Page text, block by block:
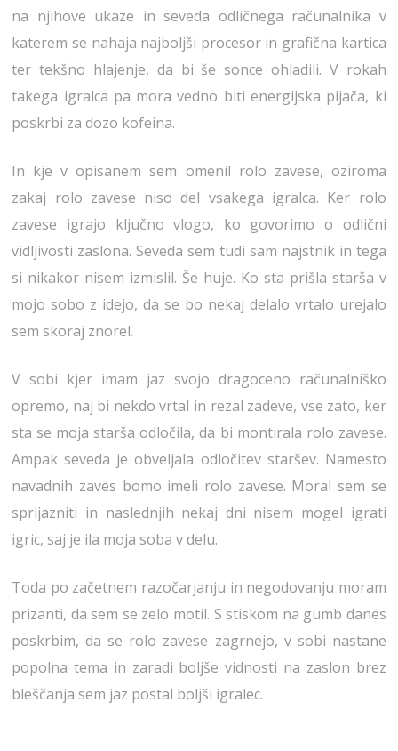
na njihove ukaze in seveda odličnega računalnika v
katerem se nahaja najboljši procesor in grafična kartica
ter tekšno hlajenje, da bi še sonce ohladili. V rokah
takega igralca pa mora vedno biti energijska pijača, ki
poskrbi za dozo kofeina.
In kje v opisanem sem omenil rolo zavese, oziroma
zakaj rolo zavese niso del vsakega igralca. Ker rolo
zavese igrajo ključno vlogo, ko govorimo o odlični
vidljivosti zaslona. Seveda sem tudi sam najstnik in tega
si nikakor nisem izmislil. Še huje. Ko sta prišla starša v
mojo sobo z idejo, da se bo nekaj delalo vrtalo urejalo
sem skoraj znorel.
V sobi kjer imam jaz svojo dragoceno računalniško
opremo, naj bi nekdo vrtal in rezal zadeve, vse zato, ker
sta se moja starša odločila, da bi montirala rolo zavese.
Ampak seveda je obveljala odločitev staršev. Namesto
navadnih zaves bomo imeli rolo zavese. Moral sem se
sprijazniti in naslednjih nekaj dni nisem mogel igrati
igric, saj je ila moja soba v delu.
Toda po začetnem razočarjanju in negodovanju moram
prizanti, da sem se zelo motil. S stiskom na gumb danes
poskrbim, da se rolo zavese zagrnejo, v sobi nastane
popolna tema in zaradi boljše vidnosti na zaslon brez
bleščanja sem jaz postal boljši igralec.